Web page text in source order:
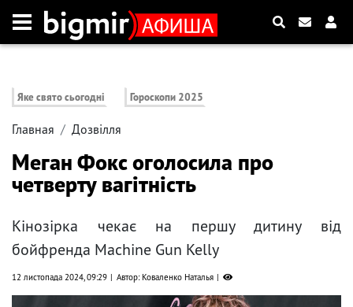
Яке свято сьогодні Гороскопи 2025
Главная Дозвілля
Меган Фокс оголосила про
четверту вагітність
Кінозірка чекає на першу дитину від
бойфренда Machine Gun Kelly
12 листопада 2024, 09:29 Автор: Коваленко Наталья